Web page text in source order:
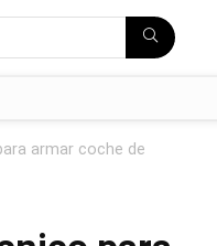
armar coche de